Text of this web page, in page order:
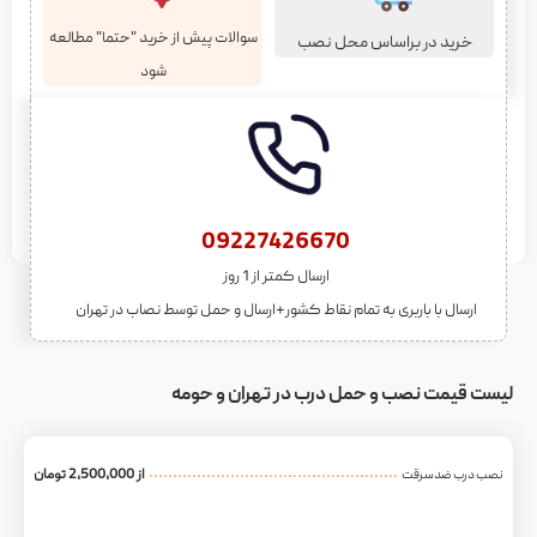
خرید در براساس محل نصب
سوالات پیش از خرید "حتما" مطالعه
شود
09227426670
ارسال کمتر از 1 روز
ارسال با باربری به تمام نقاط کشور+ارسال و حمل توسط نصاب در تهران
لیست قیمت نصب و حمل درب در تهران و حومه
نصب درب ضدسرقت از 2,500,000 تومان